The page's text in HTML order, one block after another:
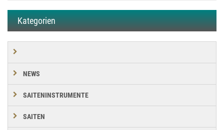
Kategorien
NEWS
SAITENINSTRUMENTE
SAITEN